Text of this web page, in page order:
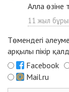
Алла өзіне
11 жыл
Төмендегі
арқылы пікір
Facebook
Mail.ru